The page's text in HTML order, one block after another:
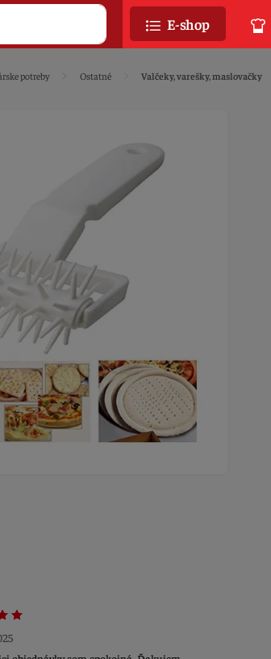
potreby Ostatné Valčeky, varešky, maslovačky
E-shop